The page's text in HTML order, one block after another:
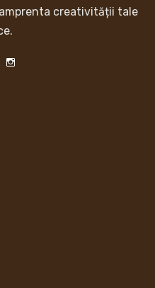
creativității tale